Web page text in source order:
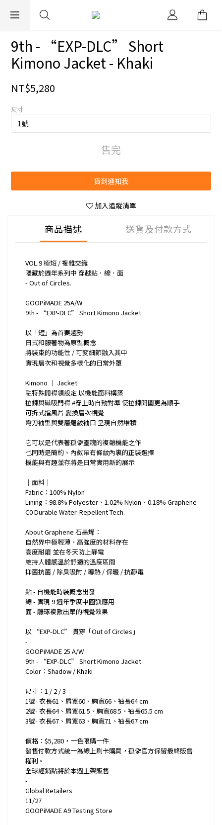
EXPRESS WORLDWIDE SHIPPING
9th - “EXP-DLC” Short
Kimono Jacket - Khaki
NT$5,280
尺寸
售完
貨到通知我
加入追蹤清單
商品描述 送貨及付款方式
VOL.9 極短 / 複雜交織
隱藏於週年系列中 穿越點．線．面
- Out of Circles.
GOOPiMADE 25A/W
9th - “EXP-DLC” Short Kimono Jacket
以「短」為首要趨勢
日式和服著物為原型概念
將裝束的功能性 / 可変細節融入其中
實現層次和視覺多樣化的日常外罩
Kimono ｜ Jacket
融特殊開襟領設定 以機能面料構築
拉鍊與磁吸門襟 #穿上時自動對準 使拉鍊開闔更為順手
可拆式擋風片 變換層次視覺
彎刀袖型與雙層羅紋袖口 呈現自然堆積
它可以是代表著孤僻靈魂的複雜機能之作
也同時是簡約、內斂帶有條紋內裏的正裝選擇
機能與有趣並存將是日常實用新的展示
｜面料｜
Fabric：100% Nylon
Lining：98.8% Polyester、1.02% Nylon、0.18% Graphene
C0 Durable Water-Repellent Tech.
About Graphene 石墨烯：
自然界中極輕薄、高強度的材料存在
高度耐磨 並在冬天防止靜電
維持人體感溫於舒適的溫度區間
抑菌抗菌 / 除臭吸附 / 導熱 / 保暖 / 抗靜電
點 - 自機能時裝概念出發
線 - 實現 9 週年季度中圓弧應用
面 - 雕琢複數出眾的視覺效果
以 “EXP-DLC” 貫穿「Out of Circles」
-
GOOPiMADE 25 A/W
9th - “EXP-DLC” Short Kimono Jacket
Color：Shadow / Khaki
尺寸：1 / 2 / 3
1號- 衣長61、肩寬60、胸寬66、袖長64 cm
2號- 衣長64、肩寬61.5、胸寬68.5、袖長65.5 cm
3號- 衣長67、肩寬63、胸寬71、袖長67 cm
價格：$5,280，一色限購一件
發售付款方式統一為線上刷卡購買，孤僻官方保留最終販售
權利。
全球經銷點將於本週上架販售
-
Global Retailers
11/27
GOOPiMADE A9 Testing Store